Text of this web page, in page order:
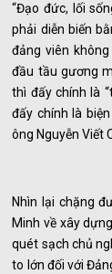
“Đạo đức, lối
phải diễn biến
đảng viên
đầu tầu gương
thì đấy chính là
đấy chính là
ông Nguyễn Viết
Nhìn lại chặng
Minh về xây
quét sạch chủ
to lớn đối với